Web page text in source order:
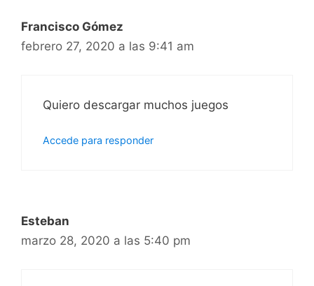
Francisco Gómez
febrero 27, 2020 a las 9:41 am
Quiero descargar muchos juegos
Accede para responder
Esteban
marzo 28, 2020 a las 5:40 pm